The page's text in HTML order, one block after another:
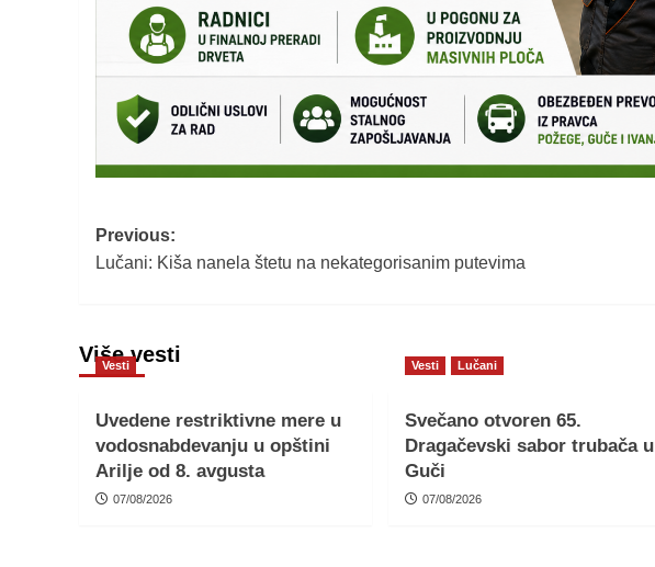
Post
navigation
Previous:
Lučani: Kiša nanela štetu na nekategorisanim putevima
Više vesti
Vesti
Uvedene restriktivne mere u
vodosnabdevanju u opštini
Arilje od 8. avgusta
07/08/2026
Vesti Lučani
Svečano otvoren 65.
Dragačevski sabor trubača u
Guči
07/08/2026